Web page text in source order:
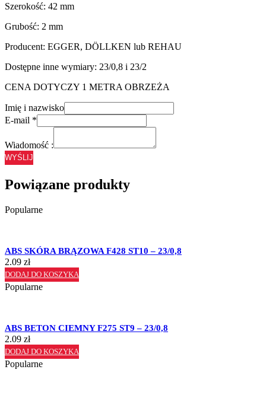
Szerokość: 42 mm
Grubość: 2 mm
Producent: EGGER, DÖLLKEN lub REHAU
Dostępne inne wymiary: 23/0,8 i 23/2
CENA DOTYCZY 1 METRA OBRZEŻA
Imię i nazwisko
E-mail *
Wiadomość :
WYŚLIJ
Powiązane produkty
Popularne
ABS SKÓRA BRĄZOWA F428 ST10 – 23/0,8
2.09 zł
DODAJ DO KOSZYKA
Popularne
ABS BETON CIEMNY F275 ST9 – 23/0,8
2.09 zł
DODAJ DO KOSZYKA
Popularne